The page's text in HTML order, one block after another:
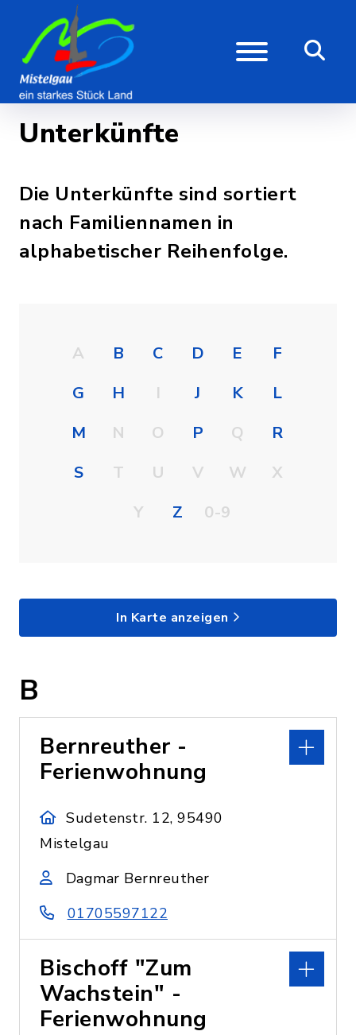
Unterkünfte
Die Unterkünfte sind sortiert
nach Familiennamen in
alphabetischer Reihenfolge.
A B C D E
F
G
H I J K
L
M
N O P Q
R
S
T U V W
X
Y
Z 0-9
In Karte anzeigen
B
Bernreuther -
Ferienwohnung
Sudetenstr. 12, 95490
Mistelgau
Dagmar Bernreuther
01705597122
Bischoff "Zum
Wachstein" -
Ferienwohnung